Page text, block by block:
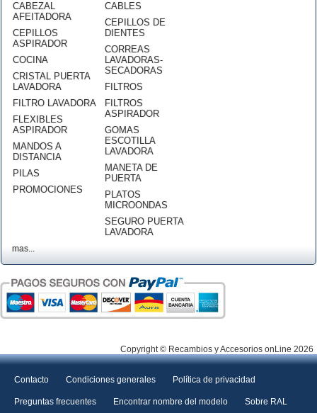
CABEZAL
AFEITADORA
CEPILLOS
ASPIRADOR
COCINA
CRISTAL PUERTA
LAVADORA
FILTRO LAVADORA
FLEXIBLES
ASPIRADOR
MANDOS A
DISTANCIA
PILAS
PROMOCIONES
CABLES
CEPILLOS DE
DIENTES
CORREAS
LAVADORAS-
SECADORAS
FILTROS
FILTROS
ASPIRADOR
GOMAS
ESCOTILLA
LAVADORA
MANETA DE
PUERTA
PLATOS
MICROONDAS
SEGURO PUERTA
LAVADORA
mas...
Copyright © Recambios y Accesorios onLine 2026
Contacto Condiciones generales Política de privacidad
Preguntas frecuentes Encontrar nombre del modelo Sobre RAL